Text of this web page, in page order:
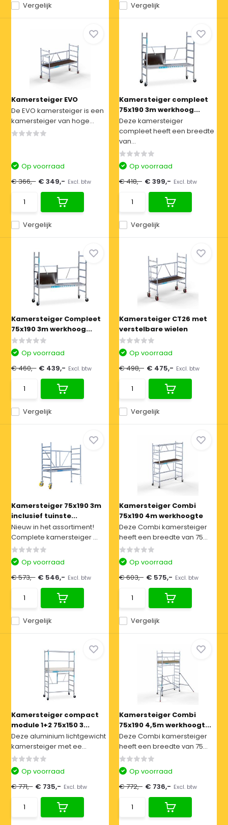
Vergelijk Vergelijk
Kamersteiger EVO
De EVO kamersteiger is een
kamersteiger van hoge...
Vergelijk
Op voorraad
€ 366,- € 349,- Excl. btw
Kamersteiger compleet
75x190 3m werkhoog...
Deze kamersteiger
compleet heeft een breedte
van...
Vergelijk
Op voorraad
€ 418,- € 399,- Excl. btw
Kamersteiger Compleet
75x190 3m werkhoog...
Vergelijk
Op voorraad
€ 460,- € 439,- Excl. btw
Kamersteiger CT26 met
verstelbare wielen
Vergelijk
Op voorraad
€ 498,- € 475,- Excl. btw
Kamersteiger 75x190 3m
inclusief tuinste...
Nieuw in het assortiment!
Complete kamersteiger ...
Vergelijk
Op voorraad
€ 573,- € 546,- Excl. btw
Kamersteiger Combi
75x190 4m werkhoogte
Deze Combi kamersteiger
heeft een breedte van 75...
Vergelijk
Op voorraad
€ 603,- € 575,- Excl. btw
Kamersteiger compact
module 1+2 75x150 3...
Deze aluminium lichtgewicht
kamersteiger met ee...
Op voorraad
€ 771,- € 735,- Excl. btw
Kamersteiger Combi
75x190 4,5m werkhoogt...
Deze Combi kamersteiger
heeft een breedte van 75...
Op voorraad
€ 772,- € 736,- Excl. btw